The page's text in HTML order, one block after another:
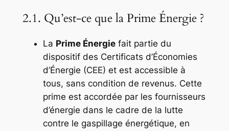
2.1. Qu’est-ce que la Prime Énergie ?
La Prime Énergiefait partie du
dispositif des Certificats d’Économies
d’Énergie (CEE) et est accessible à
tous, sans condition de revenus. Cette
prime est accordée par les fournisseurs
d’énergie dans le cadre de la lutte
contre le gaspillage énergétique, en